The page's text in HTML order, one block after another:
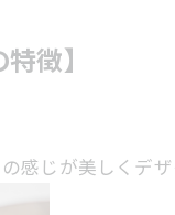
徴】
感じが美しくデ